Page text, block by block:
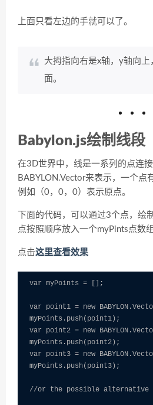
上面只看左边的手就可以了。
大拇指向右是x轴，y轴向上
面。
Babylon.js绘制线段
在3D世界中，线是一系列的点连
BABYLON.Vector来表示，一个点
例如（0，0，0）表示原点。
下面的代码，可以通过3个点，绘
点按照顺序放入一个myPints点数组
点击这里查看效果
var myPoints = [];
var point1 = new
myPoints.push(point1);
var point2 = new
myPoints.push(point2);
var point3 = new
myPoints.push(point3);
//or the possible alternative